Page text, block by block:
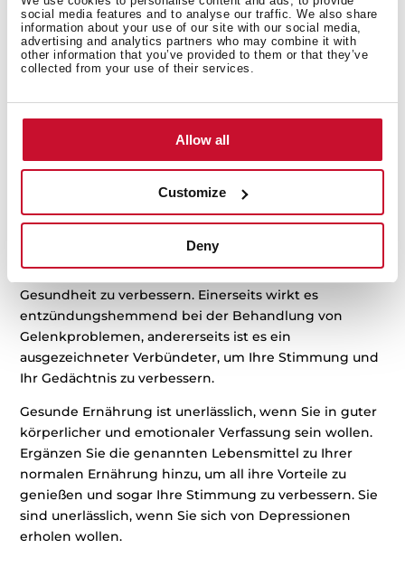
social media features and to analyse our traffic. We also share
information about your use of our site with our social media,
advertising and analytics partners who may combine it with
other information that you’ve provided to them or that they’ve
collected from your use of their services.
Allow all
Customize
Deny
Quinoa
Ein weiteres Getreide, das ein Grundpfeiler in Ihrer
um sich im Alltag besser zu fühlen.
Kurkuma
Du kannst den köstlichen Geschmack dieses Gewürzes
verbessern. Was du aber sicher nicht weißt ist, dass es
dir auch hilft, deine körperliche und geistige
Gesundheit zu verbessern. Einerseits wirkt es
entzündungshemmend bei der Behandlung von
Gelenkproblemen, andererseits ist es ein
ausgezeichneter Verbündeter, um Ihre Stimmung und
Ihr Gedächtnis zu verbessern.
Gesunde Ernährung ist unerlässlich, wenn Sie in guter
körperlicher und emotionaler Verfassung sein wollen.
Ergänzen Sie die genannten Lebensmittel zu Ihrer
normalen Ernährung hinzu, um all ihre Vorteile zu
genießen und sogar Ihre Stimmung zu verbessern. Sie
sind unerlässlich, wenn Sie sich von Depressionen
erholen wollen.